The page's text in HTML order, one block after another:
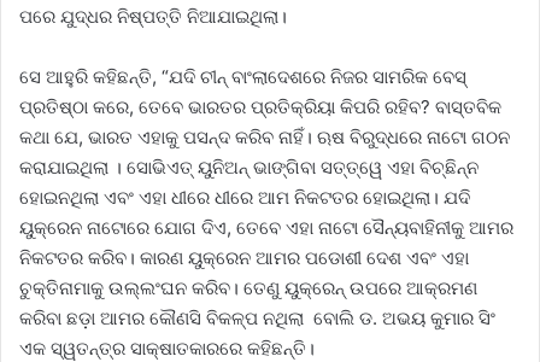
ପରେ ଯୁଦ୍ଧର ନିଷ୍ପତ୍ତି ନିଆଯାଇଥିଲା।
ସେ ଆହୁରି କହିଛନ୍ତି, “ଯଦି ଚୀନ୍ ବାଂଲାଦେଶରେ ନିଜର ସାମରିକ ବେସ୍‌
ପ୍ରତିଷ୍ଠା କରେ, ତେବେ ଭାରତର ପ୍ରତିକ୍ରିୟା କିପରି ରହିବ? ବାସ୍ତବିକ
କଥା ଯେ, ଭାରତ ଏହାକୁ ପସନ୍ଦ କରିବ ନାହିଁ। ଋଷ ବିରୁଦ୍ଧରେ ନାଟୋ ଗଠନ
କରାଯାଇଥିଲା । ସୋଭିଏତ୍ ୟୁନିଅନ୍ ଭାଙ୍ଗିବା ସତ୍ତ୍ୱେ ଏହା ବିଚ୍ଛିନ୍ନ
ହୋଇନଥିଲା ଏବଂ ଏହା ଧୀରେ ଧୀରେ ଆମ ନିକଟତର ହୋଇଥିଲା। ଯଦି
ୟୁକ୍ରେନ ନାଟୋରେ ଯୋଗ ଦିଏ, ତେବେ ଏହା ନାଟୋ ସୈନ୍ୟବାହିନୀକୁ ଆମର
ନିକଟତର କରିବ। କାରଣ ୟୁକ୍ରେନ ଆମର ପଡୋଶୀ ଦେଶ ଏବଂ ଏହା
ଚୁକ୍ତିନାମାକୁ ଉଲ୍ଲଂଘନ କରିବ। ତେଣୁ ୟୁକ୍ରେନ୍‌ ଉପରେ ଆକ୍ରମଣ
କରିବା ଛଡ଼ା ଆମର କୌଣସି ବିକଳ୍ପ ନଥିଲା ବୋଲି ଡ. ଅଭୟ କୁମାର ସିଂ
ଏକ ସ୍ୱତନ୍ତ୍ର ସାକ୍ଷାତକାରରେ କହିଛନ୍ତି।